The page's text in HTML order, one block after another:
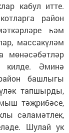
кабул итте.
район
һәм
массакүләм
мөнәсәбәтләр
килде. Әминә
башлыгы
тапшырды,
тәҗрибәсе,
сәламәтлек,
Шулай ук